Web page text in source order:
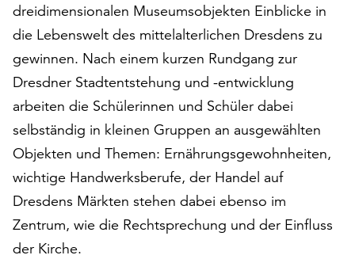
Klicken
Sie
auf
„Alle
akzeptieren“,
um
alle
Cookies
akzeptieren.
Sie
können
Ihr
Einverständnis
dreidimensionalen Museumsobjekten Einblicke in
die Lebenswelt des mittelalterlichen Dresdens zu
gewinnen. Nach einem kurzen Rundgang zur
Dresdner Stadtentstehung und -entwicklung
arbeiten die Schülerinnen und Schüler dabei
selbständig in kleinen Gruppen an ausgewählten
Objekten und Themen: Ernährungsgewohnheiten,
wichtige Handwerksberufe, der Handel auf
Dresdens Märkten stehen dabei ebenso im
Zentrum, wie die Rechtsprechung und der Einfluss
der Kirche.